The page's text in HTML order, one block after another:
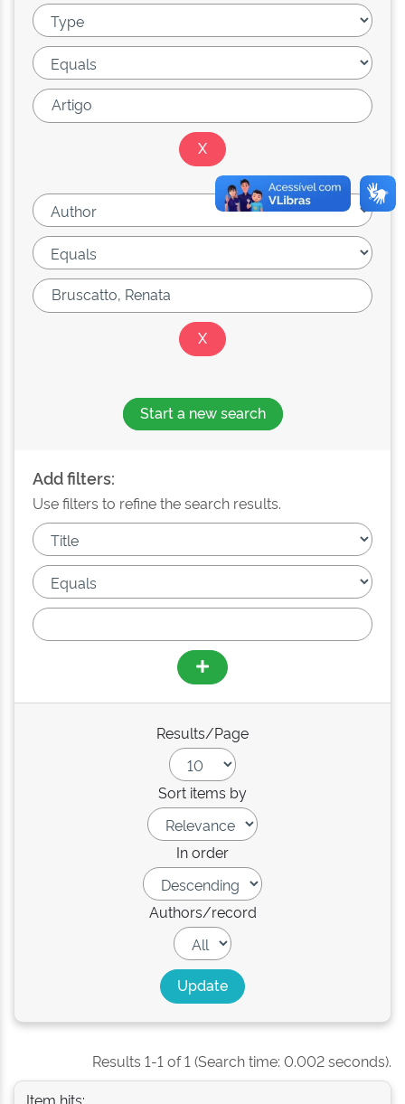
Start a new search
Add filters:
Use filters to refine the search results.
Results/Page
Sort items by
In order
Authors/record
Results 1-1 of 1 (Search time: 0.002 seconds).
Item hits: